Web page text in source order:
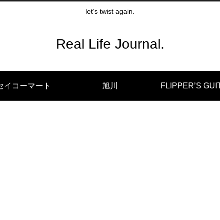
let’s twist again.
Real Life Journal.
イコーマート 旭川 FLIPPER’S